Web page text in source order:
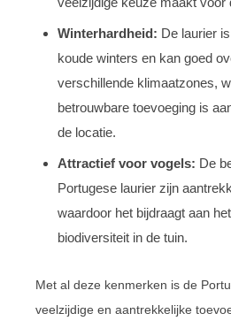
Winterhardheid: De laurier
koude winters en kan goed
verschillende klimaatzones,
betrouwbare toevoeging is
de locatie.
Attractief voor vogels: De
Portugese laurier zijn
waardoor het bijdraagt aan
biodiversiteit in de tuin.
Met al deze kenmerken is de
veelzijdige en aantrekkelijke